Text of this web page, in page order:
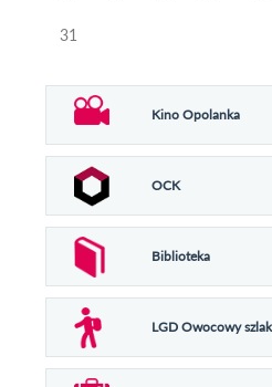
31
Kino Opolanka
OCK
Biblioteka
LGD Owocowy szlak